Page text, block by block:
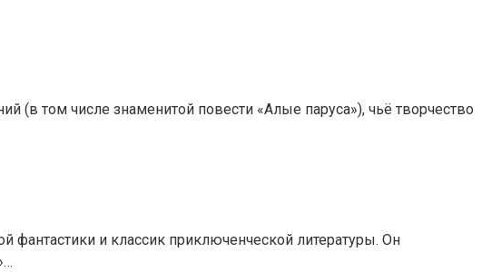
(в том числе знаменитой повести «Алые паруса»), чьё творчество
и классик приключенческой литературы. Он